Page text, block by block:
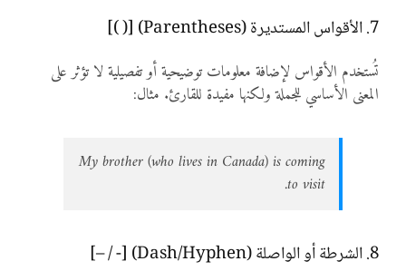
7. الأقواس المستديرة (Parentheses) [( )]
تُستخدم الأقواس لإضافة معلومات توضيحية أو تفصيلية لا تؤثر على
المعنى الأساسي للجملة ولكنها مفيدة للقارئ. مثال:
My brother (who lives in Canada) is coming
to visit.
8. الشرطة أو الواصلة (Dash/Hyphen) [- / –]